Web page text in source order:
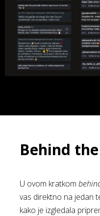
Behind
U ovom kratkom
vas direktno na jedan
kako je izgledala